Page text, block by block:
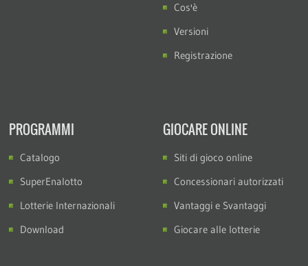
Cos'è
Versioni
Registrazione
PROGRAMMI
Catalogo
SuperEnalotto
Lotterie Internazionali
Download
GIOCARE ONLINE
Siti di gioco online
Concessionari autorizzati
Vantaggi e Svantaggi
Giocare alle lotterie